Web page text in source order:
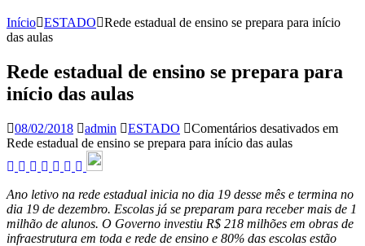
Início ESTADO
Rede estadual de ensino se prepara para início
das aulas
Rede estadual de ensino se prepara para
início das aulas
08/02/2018 admin ESTADO Comentários desativados em
Rede estadual de ensino se prepara para início das aulas
Ano letivo na rede estadual inicia no dia 19 desse mês e termina no
dia 19 de dezembro. Escolas já se preparam para receber mais de 1
milhão de alunos. O Governo investiu R$ 218 milhões em obras de
infraestrutura em toda e rede de ensino e 80% das escolas estão